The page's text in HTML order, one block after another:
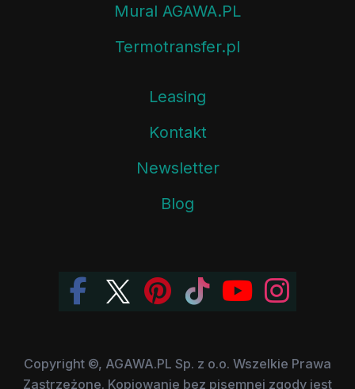
Mural AGAWA.PL
Termotransfer.pl
Leasing
Kontakt
Newsletter
Blog
Copyright ©, AGAWA.PL Sp. z o.o. Wszelkie Prawa
Zastrzeżone. Kopiowanie bez pisemnej zgody jest